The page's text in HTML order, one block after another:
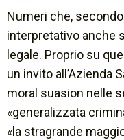
Numeri che,
interpretativo anche
legale. Proprio su
un invito all’Azienda
moral suasion nelle
«generalizzata
«la stragrande